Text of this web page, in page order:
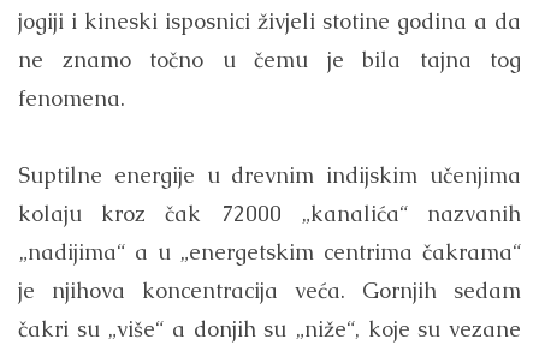
jogiji i kineski isposnici živjeli stotine godina a da
ne znamo točno u čemu je bila tajna tog
fenomena.
Suptilne energije u drevnim indijskim učenjima
kolaju kroz čak 72000 „kanalića“ nazvanih
„nadijima“ a u „energetskim centrima čakrama“
je njihova koncentracija veća. Gornjih sedam
čakri su „više“ a donjih su „niže“, koje su vezane